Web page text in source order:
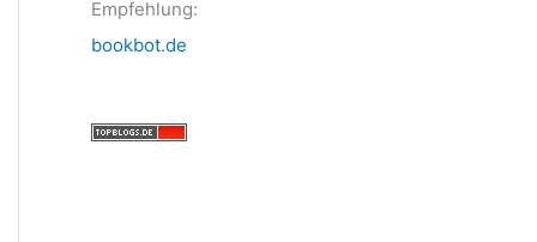
Empfehlung:
bookbot.de